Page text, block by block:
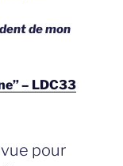
de mon
– LDC33
vue pour